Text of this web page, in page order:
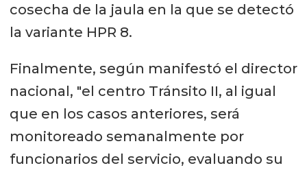
cosecha de la jaula en la que se detectó
la variante HPR 8.
Finalmente, según manifestó el director
nacional, "el centro Tránsito II, al igual
que en los casos anteriores, será
monitoreado semanalmente por
funcionarios del servicio, evaluando su